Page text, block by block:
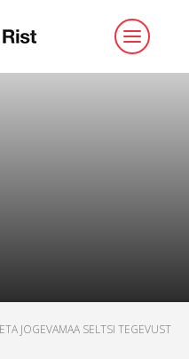
JOGEVAMAA SELTSI TEGEVUST